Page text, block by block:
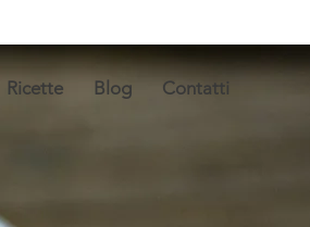
Ricette Blog Contatti